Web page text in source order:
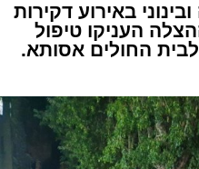
באירוע דקירות
העניקו טיפול
לבית החולים אסותא.